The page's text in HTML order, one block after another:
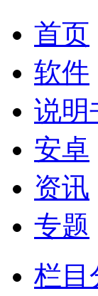
首页
软件
说明
安卓
资讯
专题
栏目